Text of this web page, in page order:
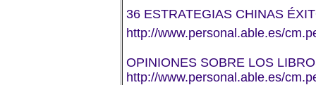
36 ESTRATEGIAS CHINAS
http://www.personal.able.es/
OPINIONES SOBRE LOS
http://www.personal.able.es/